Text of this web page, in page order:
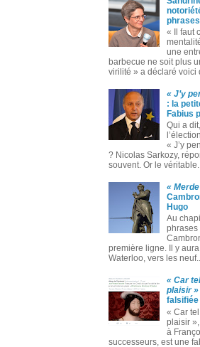
phrases
« Il faut
une
barbecue ne soit plus
virilité » a déclaré voici
« J’y
: la
Fabius
Qui a
« J’y
? Nicolas Sarkozy,
souvent. Or le
«
Hugo
Au
phrases
première ligne. Il y
Waterloo, vers les
« Car
plaisir »
falsifiée
« Car
plaisir
à
successeurs, est une